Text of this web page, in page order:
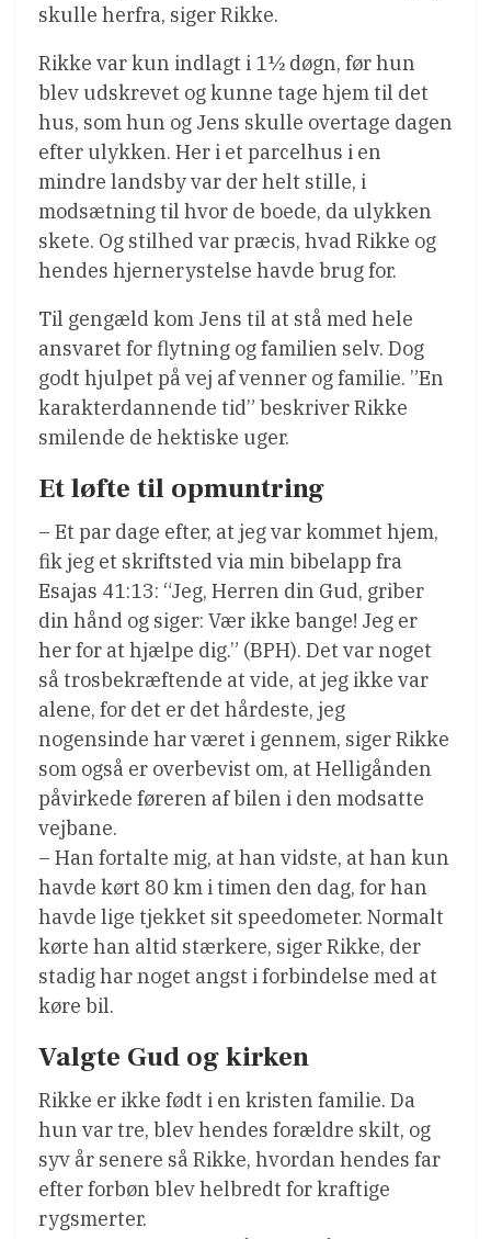
skulle herfra, siger Rikke.
Rikke var kun indlagt i 1½ døgn, før hun
blev udskrevet og kunne tage hjem til det
hus, som hun og Jens skulle overtage dagen
efter ulykken. Her i et parcelhus i en
mindre landsby var der helt stille, i
modsætning til hvor de boede, da ulykken
skete. Og stilhed var præcis, hvad Rikke og
hendes hjernerystelse havde brug for.
Til gengæld kom Jens til at stå med hele
ansvaret for flytning og familien selv. Dog
godt hjulpet på vej af venner og familie. ”En
karakterdannende tid” beskriver Rikke
smilende de hektiske uger.
Et løfte til opmuntring
– Et par dage efter, at jeg var kommet hjem,
fik jeg et skriftsted via min bibelapp fra
Esajas 41:13: “Jeg, Herren din Gud, griber
din hånd og siger: Vær ikke bange! Jeg er
her for at hjælpe dig.” (BPH). Det var noget
så trosbekræftende at vide, at jeg ikke var
alene, for det er det hårdeste, jeg
nogensinde har været i gennem, siger Rikke
som også er overbevist om, at Helligånden
påvirkede føreren af bilen i den modsatte
vejbane.
– Han fortalte mig, at han vidste, at han kun
havde kørt 80 km i timen den dag, for han
havde lige tjekket sit speedometer. Normalt
kørte han altid stærkere, siger Rikke, der
stadig har noget angst i forbindelse med at
køre bil.
Valgte Gud og kirken
Rikke er ikke født i en kristen familie. Da
hun var tre, blev hendes forældre skilt, og
syv år senere så Rikke, hvordan hendes far
efter forbøn blev helbredt for kraftige
rygsmerter.